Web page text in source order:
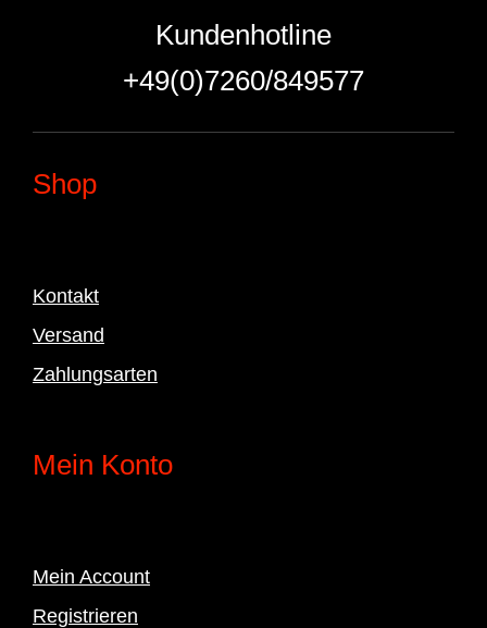
Kundenhotline
+49(0)7260/849577
Shop
Kontakt
Versand
Zahlungsarten
Mein Konto
Mein Account
Registrieren